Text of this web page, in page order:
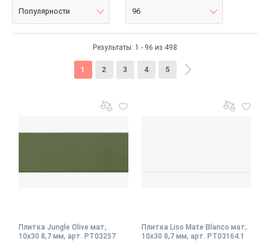
Популярности 96
Результаты: 1 - 96 из 498
1 2 3 4 5
Плитка Jungle Olive мат,
10x30 8,7 мм, арт. PT03257
Плитка Liso Mate Blanco мат,
10x30 8,7 мм, арт. PT03164.1